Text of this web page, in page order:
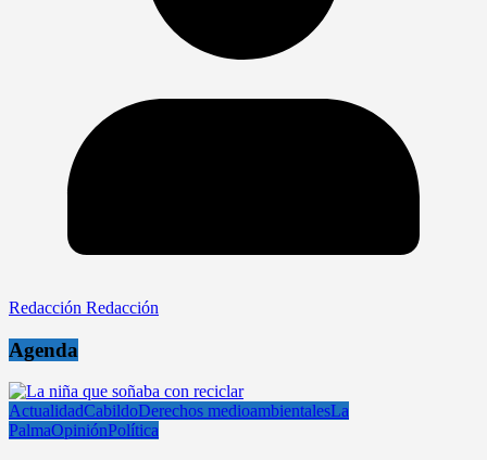
Redacción Redacción
Agenda
ActualidadCabildoDerechos medioambientalesLa
PalmaOpiniónPolítica